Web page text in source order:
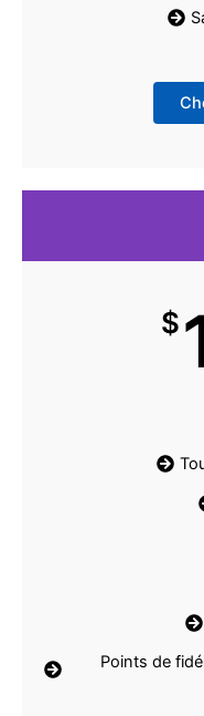
$
Points de